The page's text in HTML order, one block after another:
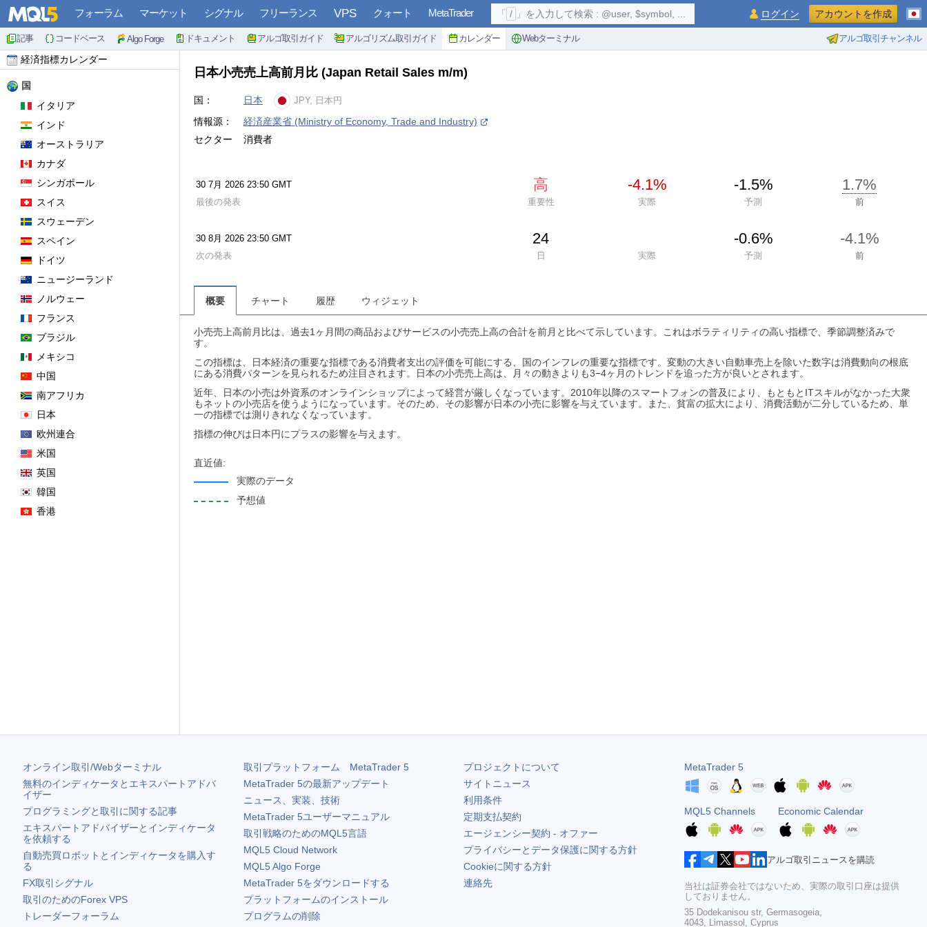
フォーラム マーケット シグナル フリーランス VPS クォート MetaTrader
記事 コードベース Algo Forge ドキュメント アルゴ取引ガイド アルゴリズム取引ガイド カレンダー Webターミナル アルゴ取引チャンネル
「 / 」を入力して検索 : @user, $symbol, ... ログイン アカウントを作成
経済指標カレンダー
国
イタリア
インド
オーストラリア
カナダ
シンガポール
スイス
スウェーデン
スペイン
ドイツ
ニュージーランド
ノルウェー
フランス
ブラジル
メキシコ
中国
南アフリカ
日本
欧州連合
米国
英国
韓国
香港
日本小売売上高前月比 (Japan Retail Sales m/m)
国： 日本 JPY, 日本円
情報源：
経済産業省 (Ministry of Economy, Trade and Industry)
セクター
消費者
30 7月 2026 23:50 GMT 高 -4.1% -1.5% 1.7%
最後の発表 重要性 実際 予測 前
30 8月 2026 23:50 GMT 24 -0.6% -4.1%
次の発表 日 実際 予測 前
概要 チャート 履歴 ウィジェット
小売売上高前月比は、過去1ヶ月間の商品およびサービスの小売売上高の合計を前月と比べて示しています。これはボラティリティの高い指標で、季節調整済みで
す。
この指標は、日本経済の重要な指標である消費者支出の評価を可能にする、国のインフレの重要な指標です。変動の大きい自動車売上を除いた数字は消費動向の根底
にある消費パターンを見られるため注目されます。日本の小売売上高は、月々の動きよりも3−4ヶ月のトレンドを追った方が良いとされます。
近年、日本の小売は外資系のオンラインショップによって経営が厳しくなっています。2010年以降のスマートフォンの普及により、もともとITスキルがなかった大衆
もネットの小売店を使うようになっています。そのため、その影響が日本の小売に影響を与えています。また、貧富の拡大により、消費活動が二分しているため、単
一の指標では測りきれなくなっています。
指標の伸びは日本円にプラスの影響を与えます。
直近値:
実際のデータ
予想値
オンライン取引/Webターミナル
無料のインディケータとエキスパートアドバ
イザー
プログラミングと取引に関する記事
エキスパートアドバイザーとインディケータ
を依頼する
自動売買ロボットとインディケータを購入す
る
FX取引シグナル
取引のためのForex VPS
トレーダーフォーラム
取引プラットフォーム MetaTrader 5
MetaTrader 5の最新アップデート
ニュース、実装、技術
MetaTrader 5ユーザーマニュアル
取引戦略のためのMQL5言語
MQL5 Cloud Network
MQL5 Algo Forge
MetaTrader 5をダウンロードする
プラットフォームのインストール
プログラムの削除
プロジェクトについて
サイトニュース
利用条件
定期支払契約
エージェンシー契約 - オファー
プライバシーとデータ保護に関する方針
Cookieに関する方針
連絡先
MetaTrader 5
MQL5 Channels Economic Calendar
アルゴ取引ニュースを購読
当社は証券会社ではないため、実際の取引口座は提供
しておりません。
35 Dodekanisou str, Germasogeia,
4043, Limassol, Cyprus